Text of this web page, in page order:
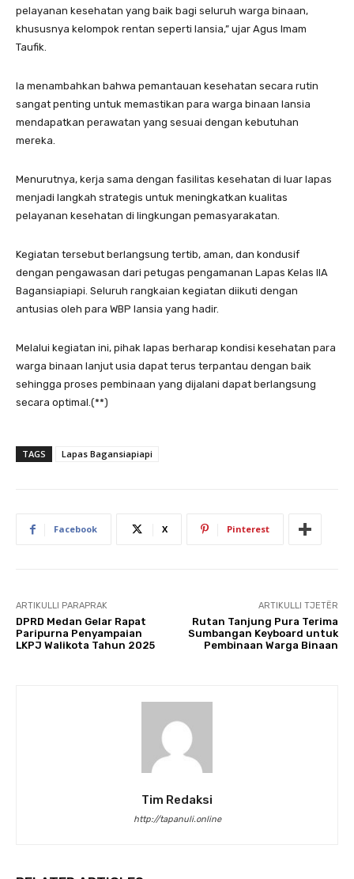
pelayanan kesehatan yang baik bagi seluruh warga binaan,
khususnya kelompok rentan seperti lansia,” ujar Agus Imam
Taufik.
Ia menambahkan bahwa pemantauan kesehatan secara rutin
sangat penting untuk memastikan para warga binaan lansia
mendapatkan perawatan yang sesuai dengan kebutuhan
mereka.
Menurutnya, kerja sama dengan fasilitas kesehatan di luar lapas
menjadi langkah strategis untuk meningkatkan kualitas
pelayanan kesehatan di lingkungan pemasyarakatan.
Kegiatan tersebut berlangsung tertib, aman, dan kondusif
dengan pengawasan dari petugas pengamanan Lapas Kelas IIA
Bagansiapiapi. Seluruh rangkaian kegiatan diikuti dengan
antusias oleh para WBP lansia yang hadir.
Melalui kegiatan ini, pihak lapas berharap kondisi kesehatan para
warga binaan lanjut usia dapat terus terpantau dengan baik
sehingga proses pembinaan yang dijalani dapat berlangsung
secara optimal.(**)
TAGS Lapas Bagansiapiapi
Facebook X Pinterest
ARTIKULLI PARAPRAK
DPRD Medan Gelar Rapat
Paripurna Penyampaian
LKPJ Walikota Tahun 2025
ARTIKULLI TJETËR
Rutan Tanjung Pura Terima
Sumbangan Keyboard untuk
Pembinaan Warga Binaan
Tim Redaksi
http://tapanuli.online